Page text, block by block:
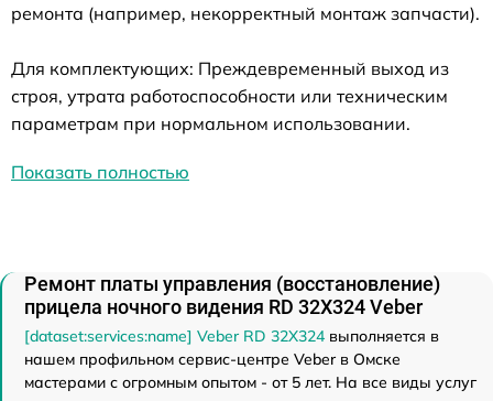
ремонта (например, некорректный монтаж запчасти).
Для комплектующих: Преждевременный выход из
строя, утрата работоспособности или техническим
параметрам при нормальном использовании.
Показать полностью
Ремонт платы управления (восстановление)
прицела ночного видения RD 32X324 Veber
[dataset:services:name] Veber RD 32X324 выполняется в
нашем профильном сервис-центре Veber в Омске
мастерами с огромным опытом - от 5 лет. На все виды услуг